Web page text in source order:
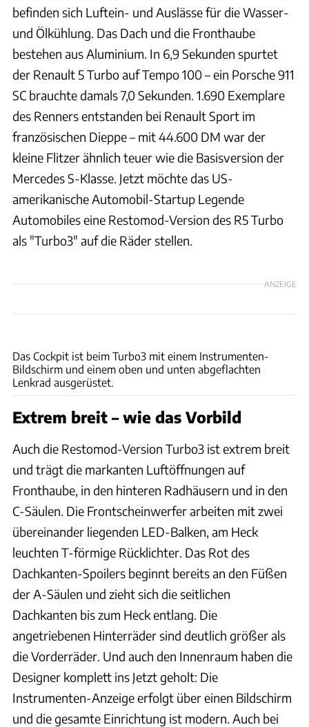
befinden sich Luftein- und Auslässe für die Wasser-
und Ölkühlung. Das Dach und die Fronthaube
bestehen aus Aluminium. In 6,9 Sekunden spurtet
der Renault 5 Turbo auf Tempo 100 – ein Porsche 911
SC brauchte damals 7,0 Sekunden. 1.690 Exemplare
des Renners entstanden bei Renault Sport im
französischen Dieppe – mit 44.600 DM war der
kleine Flitzer ähnlich teuer wie die Basisversion der
Mercedes S-Klasse. Jetzt möchte das US-
amerikanische Automobil-Startup Legende
Automobiles eine Restomod-Version des R5 Turbo
als "Turbo3" auf die Räder stellen.
ANZEIGE
Das Cockpit ist beim Turbo3 mit einem Instrumenten-
Bildschirm und einem oben und unten abgeflachten
Lenkrad ausgerüstet.
Extrem breit – wie das Vorbild
Auch die Restomod-Version Turbo3 ist extrem breit
und trägt die markanten Luftöffnungen auf
Fronthaube, in den hinteren Radhäusern und in den
C-Säulen. Die Frontscheinwerfer arbeiten mit zwei
übereinander liegenden LED-Balken, am Heck
leuchten T-förmige Rücklichter. Das Rot des
Dachkanten-Spoilers beginnt bereits an den Füßen
der A-Säulen und zieht sich die seitlichen
Dachkanten bis zum Heck entlang. Die
angetriebenen Hinterräder sind deutlich größer als
die Vorderräder. Und auch den Innenraum haben die
Designer komplett ins Jetzt geholt: Die
Instrumenten-Anzeige erfolgt über einen Bildschirm
und die gesamte Einrichtung ist modern. Auch bei